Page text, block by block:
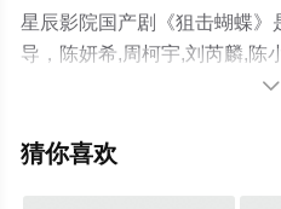
星辰影院国产剧《狙击蝴蝶》
导，陈妍希,周柯宇,刘芮麟,陈
彩演绎的中国大陆电视剧，大
辰影视，更多相关信息可移步

猜你喜欢